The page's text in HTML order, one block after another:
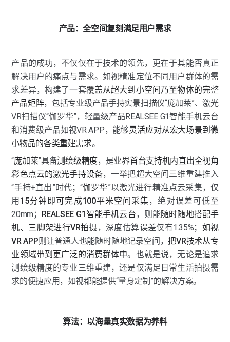
产品：全空间复刻满足用户需求
产品的成功，不仅仅在于技术的领先，更在于其能否真正
解决用户的痛点与需求。如视精准定位不同用户群体的需
求差异，构建了一套覆盖从超大到小空间乃至物体的完整
产品矩阵，包括专业级产品手持实景扫描仪“庞加莱”、激光
VR扫描仪“伽罗华”，轻量级产品REALSEE G1智能手机云台
和消费级产品如视VR APP，能够灵活应对从宏大场景到微
小物品的各类重建需求。
“庞加莱”具备测绘级精度，是业界首台支持机内直出全视角
彩色点云的激光手持设备，一举把超大空间三维重建推入
“手持+直出”时代；“伽罗华”以激光进行精准点云采集，仅
用 15分钟即可完成100平米空间采集，绝对误差可低至
20mm； REALSEE G1智能手机云台，则能随时随地搭配手
机、三脚架进行VR拍摄，深度估算误差仅有1.35%； 如视
VR APP则让普通人也能随时随地记录空间，把VR技术从专
业领域带到更广泛的消费群体中。也就是说，无论是追求
测绘级精度的专业三维重建，还是仅满足日常生活拍摄需
求的便捷应用，如视都能提供“量身定制”的解决方案。
算法：以海量真实数据为养料